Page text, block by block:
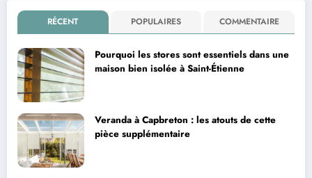
RÉCENT POPULAIRES COMMENTAIRE
Pourquoi les stores sont essentiels dans une
maison bien isolée à Saint-Étienne
Veranda à Capbreton : les atouts de cette
pièce supplémentaire